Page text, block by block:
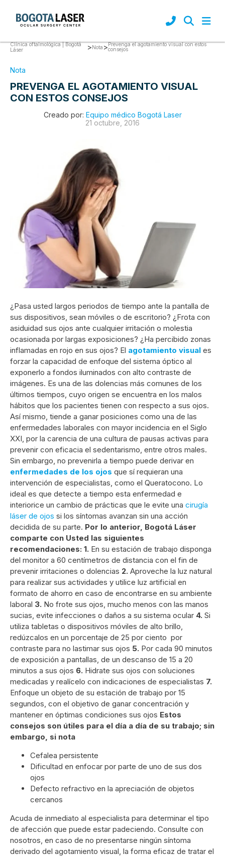
Clínica oftalmológica | Bogotá
Láser
>Nota >Prevenga el agotamiento visual con estos
consejos
Nota
PREVENGA EL AGOTAMIENTO VISUAL
CON ESTOS CONSEJOS
Creado por: Equipo médico Bogotá Laser
21 octubre, 2016
¿Pasa usted largos periodos de tiempo ante la pantalla de
sus dispositivos, sean móviles o de escritorio? ¿Frota con
asiduidad sus ojos ante cualquier irritación o molestia
ocasionada por largas exposiciones? ¿Ha percibido zonas
inflamadas en rojo en sus ojos? El agotamiento visual es
forzar la capacidad de enfoque del sistema óptico al
exponerlo a fondos iluminados con alto contraste de
imágenes. Es una de las dolencias más comunes de los
últimos tiempos, cuyo origen se encuentra en los malos
hábitos que los pacientes tienen con respecto a sus ojos.
Así mismo, tiende a ganar posiciones como una de las
enfermedades laborales con mayor incidencia en el Siglo
XXI, por la carencia de una cultura de pausas activas para
prevenir con eficacia el sedentarismo, entre otros males.
Sin embargo, no prevenirla a tiempo puede derivar en
enfermedades de los ojos que sí requieran una
intervención de especialistas, como el Queratocono. Lo
ideal es que detecte a tiempo esta enfermedad e
interiorice un cambio de prácticas que le evite una cirugía
láser de ojos si los síntomas avanzan sin una acción
decidida de su parte. Por lo anterior, Bogotá Láser
comparte con Usted las siguientes
recomendaciones: 1. En su estación de trabajo disponga
del monitor a 60 centímetros de distancia con el fin de
prevenir irritaciones o dolencias 2. Aproveche la luz natural
para realizar sus actividades y utilice luz artificial en
formato de ahorro en caso de encontrarse en su ambiente
laboral 3. No frote sus ojos, mucho menos con las manos
sucias, evite infecciones o daños a su sistema ocular 4. Si
utiliza tabletas o dispositivos móviles de alto brillo,
redúzcalos en un porcentaje de 25 por ciento por
contraste para no lastimar sus ojos 5. Por cada 90 minutos
de exposición a pantallas, de un descanso de 15 a 20
minutos a sus ojos 6. Hidrate sus ojos con soluciones
medicadas y realícelo con indicaciones de especialistas 7.
Enfoque un objeto de su estación de trabajo por 15
segundos, con el objetivo de ganar concentración y
mantener en óptimas condiciones sus ojos Estos
consejos son útiles para el día a día de su trabajo; sin
embargo, si nota
Cefalea persistente
Dificultad en enfocar por parte de uno de sus dos
ojos
Defecto refractivo en la apreciación de objetos
cercanos
Acuda de inmediato al especialista para determinar el tipo
de afección que puede estar padeciendo. Consulte con
nosotros, en caso de no presentarse ningún síntoma
derivado del agotamiento visual, la forma eficaz de tratar el